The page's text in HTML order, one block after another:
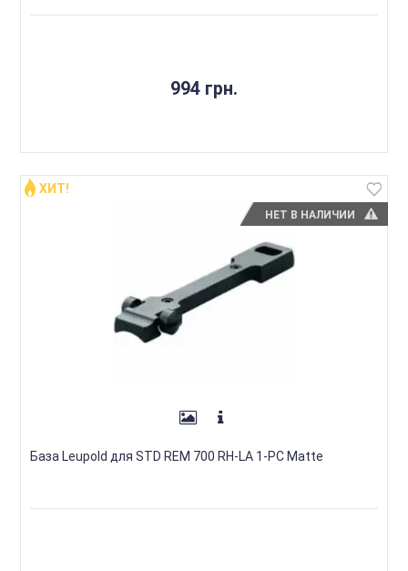
994 грн.
НЕТ В НАЛИЧИИ
ХИТ!
База Leupold для STD REM 700 RH-LA 1-PC Matte